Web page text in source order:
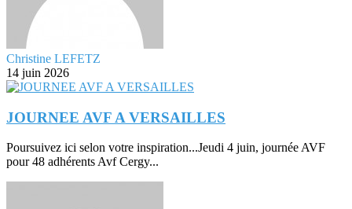
Christine LEFETZ
14 juin 2026
JOURNEE AVF A VERSAILLES
Poursuivez ici selon votre inspiration...Jeudi 4 juin, journée AVF
pour 48 adhérents Avf Cergy...